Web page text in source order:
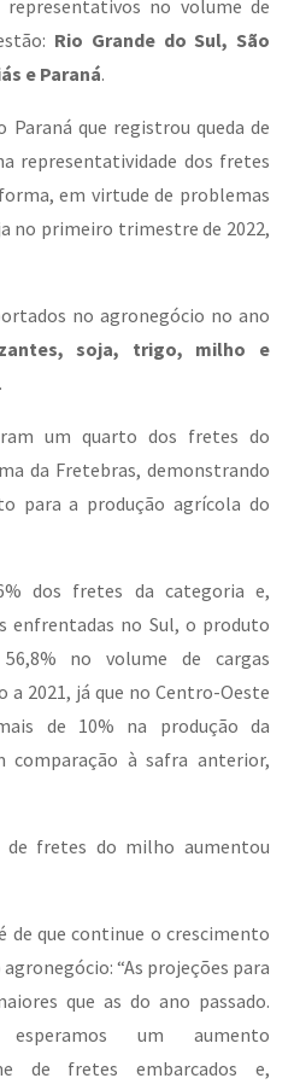
no volume de
Rio Grande do Sul, São
e Paraná.
Paraná que registrou queda de
representatividade dos fretes
em virtude de problemas
no primeiro trimestre de 2022,
no agronegócio no ano
soja, trigo, milho e
um quarto dos fretes do
da Fretebras, demonstrando
para a produção agrícola do
dos fretes da categoria e,
enfrentadas no Sul, o produto
no volume de cargas
2021, já que no Centro-Oeste
de 10% na produção da
comparação à safra anterior,
de fretes do milho aumentou
de que continue o crescimento
“As projeções para
que as do ano passado.
esperamos um aumento
de fretes embarcados e,